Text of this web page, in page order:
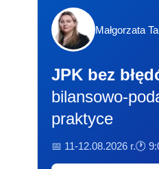
Małgorzata
JPK bez
bilansowo-
praktyce
📅 11-12.08.2026 r.🕐